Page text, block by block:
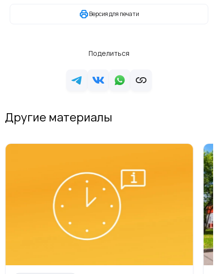
Версия для печати
Поделиться
Другие материалы